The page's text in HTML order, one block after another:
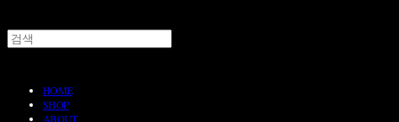
HOME
SHOP
ABOUT